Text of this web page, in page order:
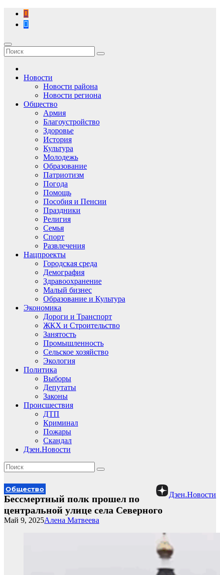
Перейти
содержимому
Новости
Новости района
Новости региона
Общество
Армия
Благоустройство
Здоровье
История
Культура
Молодежь
Образование
Патриотизм
Погода
Помощь
Пособия и Пенсии
Праздники
Религия
Семья
Спорт
Развлечения
Нацпроекты
Городская среда
Демография
Здравоохранение
Малый бизнес
Образование и Культура
Экономика
Дороги и Транспорт
ЖКХ и Строительство
Занятость
Промышленность
Сельское хозяйство
Экология
Политика
Выборы
Депутаты
Законы
Происшествия
ДТП
Криминал
Пожары
Скандал
Дзен.Новости
Дзен.Новости
Общество
Бессмертный полк прошел по
центральной улице села Северного
Алена Матвеева
Май 9, 2025